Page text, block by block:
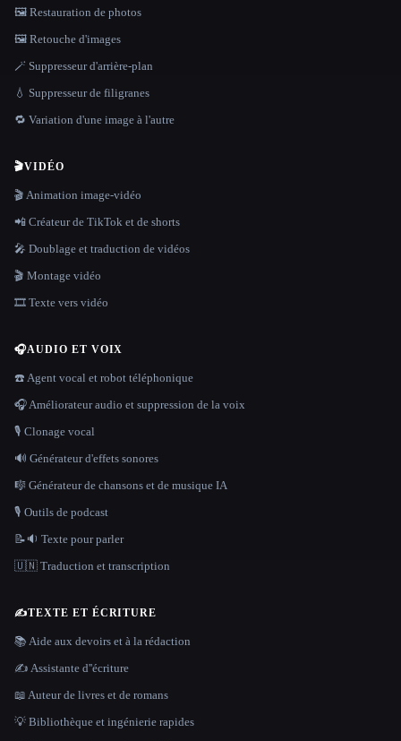
🖼️ Restauration de photos
🖼️ Retouche d'images
🪄 Suppresseur d'arrière-plan
💧 Suppresseur de filigranes
🔁 Variation d'une image à l'autre
🎬VIDÉO
🎬 Animation image-vidéo
📲 Créateur de TikTok et de shorts
🎤 Doublage et traduction de vidéos
🎬 Montage vidéo
🎞️ Texte vers vidéo
🎧AUDIO ET VOIX
☎️ Agent vocal et robot téléphonique
🎧 Améliorateur audio et suppression de la voix
🎙️ Clonage vocal
🔊 Générateur d'effets sonores
🎼 Générateur de chansons et de musique IA
🎙️ Outils de podcast
📝🔉 Texte pour parler
🇺🇳 Traduction et transcription
✍️TEXTE ET ÉCRITURE
📚 Aide aux devoirs et à la rédaction
✍️ Assistante d''écriture
📖 Auteur de livres et de romans
💡 Bibliothèque et ingénierie rapides